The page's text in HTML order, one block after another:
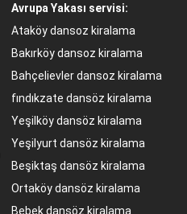
Avrupa Yakası servisi:
Ataköy dansoz kiralama
Bakırköy dansoz kiralama
Bahçelievler dansoz kiralama
fındıkzate dansöz kiralama
Yeşilköy dansöz kiralama
Yeşilyurt dansöz kiralama
Beşiktaş dansöz kiralama
Ortaköy dansöz kiralama
Bebek dansöz kiralama